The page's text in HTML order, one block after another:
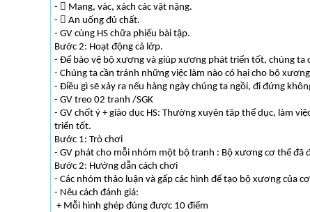
-  Mang, vác, xách các vật nặng.
-  An uống đủ chất.
- GV cùng HS chữa phiếu bài tập.
Bước 2: Hoạt động cả lớp.
- Để bảo vệ bộ xương và giúp xương phát triển tốt, chúng ta
- Chúng ta cần tránh những việc làm nào có hại cho bộ
- Điều gì sẽ xảy ra nếu hàng ngày chúng ta ngồi, đi đứng
- GV treo 02 tranh /SGK
- GV chốt ý + giáo dục HS: Thường xuyên tâp thể dục, làm
triển tốt.
Bước 1: Trò chơi
- GV phát cho mỗi nhóm một bộ tranh : Bộ xương cơ thể đã
Bước 2: Hướng dẫn cách chơi
- Các nhóm thảo luận và gấp các hình để tạo bộ xương của
- Nêu cách đánh giá:
+ Mỗi hình ghép đúng được 10 điểm